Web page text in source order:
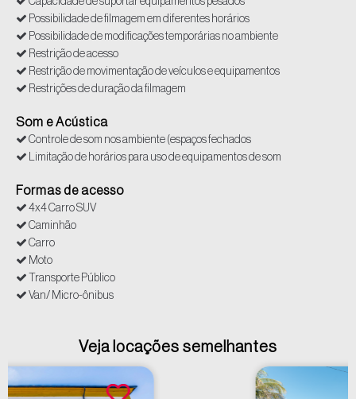
Possibilidade de filmagem em diferentes horários
Possibilidade de modificações temporárias no ambiente
Restrição de acesso
Restrição de movimentação de veículos e equipamentos
Restrições de duração da filmagem
Som e Acústica
Controle de som nos ambiente (espaços fechados
Limitação de horários para uso de equipamentos de som
Formas de acesso
4x4 Carro SUV
Caminhão
Carro
Moto
Transporte Público
Van/ Micro-ônibus
Veja locações semelhantes